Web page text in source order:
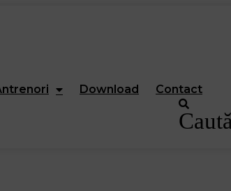
Download Contact
Caută